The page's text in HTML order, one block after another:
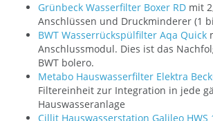
Grünbeck Wasserfilter Boxer RD mit
Anschlüssen und Druckminderer (1
BWT Wasserrückspülfilter Aqa Quick
Anschlussmodul. Dies ist das
BWT bolero.
Metabo Hauswasserfilter Elektra
Filtereinheit zur Integration in jede
Hauswasseranlage
Cillit Hauswasserstation Galileo HWS